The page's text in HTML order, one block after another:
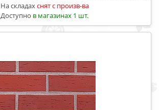
На складахcнят с произв-ва
Доступно в магазинах 1 шт.